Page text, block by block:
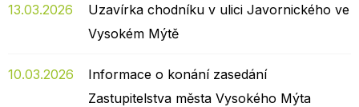
13.03.2026
Uzavírka chodníku v ulici Javornického ve
Vysokém Mýtě
10.03.2026
Informace o konání zasedání
Zastupitelstva města Vysokého Mýta